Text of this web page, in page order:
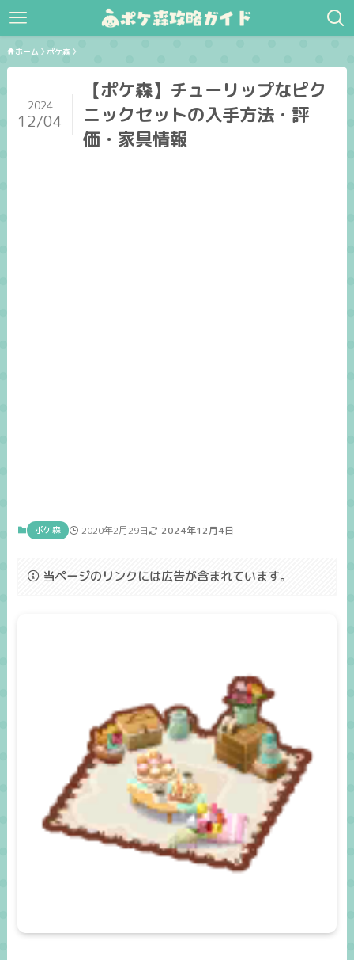
ホーム ポケ森
【ポケ森】チューリップなピク
ニックセットの入手方法・評
価・家具情報
2024
12/04
ポケ森 2020年2月29日 2024年12月4日
当ページのリンクには広告が含まれています。